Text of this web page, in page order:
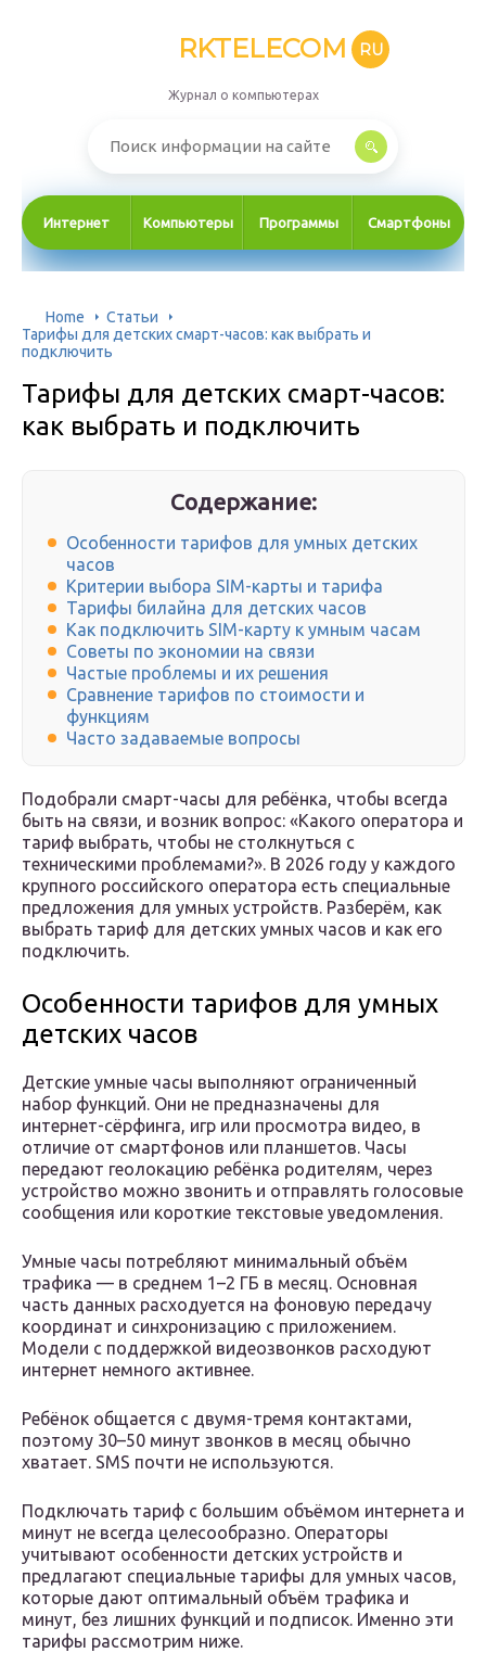
RKTELECOM RU
Журнал о компьютерах
Интернет Компьютеры Программы Смартфоны
Home
Статьи
Тарифы для детских смарт-часов: как выбрать и
подключить
Тарифы для детских смарт-часов:
как выбрать и подключить
Содержание:
Особенности тарифов для умных детских
часов
Критерии выбора SIM-карты и тарифа
Тарифы билайна для детских часов
Как подключить SIM-карту к умным часам
Советы по экономии на связи
Частые проблемы и их решения
Сравнение тарифов по стоимости и
функциям
Часто задаваемые вопросы
Подобрали смарт-часы для ребёнка, чтобы всегда
быть на связи, и возник вопрос: «Какого оператора и
тариф выбрать, чтобы не столкнуться с
техническими проблемами?». В 2026 году у каждого
крупного российского оператора есть специальные
предложения для умных устройств. Разберём, как
выбрать тариф для детских умных часов и как его
подключить.
Особенности тарифов для умных
детских часов
Детские умные часы выполняют ограниченный
набор функций. Они не предназначены для
интернет-сёрфинга, игр или просмотра видео, в
отличие от смартфонов или планшетов. Часы
передают геолокацию ребёнка родителям, через
устройство можно звонить и отправлять голосовые
сообщения или короткие текстовые уведомления.
Умные часы потребляют минимальный объём
трафика — в среднем 1–2 ГБ в месяц. Основная
часть данных расходуется на фоновую передачу
координат и синхронизацию с приложением.
Модели с поддержкой видеозвонков расходуют
интернет немного активнее.
Ребёнок общается с двумя-тремя контактами,
поэтому 30–50 минут звонков в месяц обычно
хватает. SMS почти не используются.
Подключать тариф с большим объёмом интернета и
минут не всегда целесообразно. Операторы
учитывают особенности детских устройств и
предлагают специальные тарифы для умных часов,
которые дают оптимальный объём трафика и
минут, без лишних функций и подписок. Именно эти
тарифы рассмотрим ниже.